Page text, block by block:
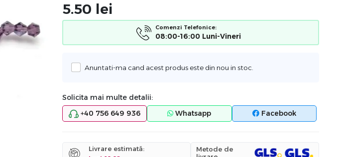
5.50 lei
Comenzi Telefonice:
08:00-16:00 Luni-Vineri
Anuntati-ma cand acest produs este din nou in stoc.
Solicita mai multe detalii:
+40 756 649 936
Whatsapp Facebook
Livrare estimată:
Metode de